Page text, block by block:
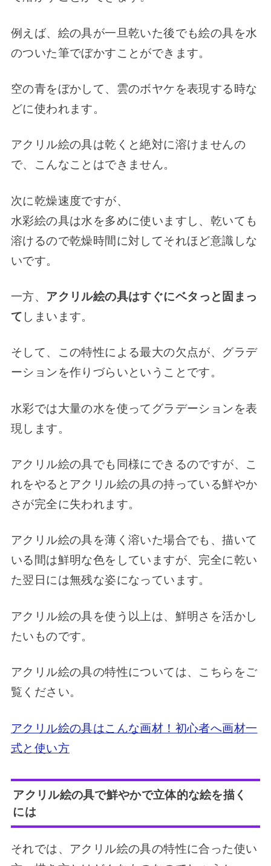
例えば、絵の具が一旦乾いた後でも絵の具を水
のついた筆でぼかすことができます。
空の青をぼかして、雲のボヤケを表現する時な
どに使われます。
アクリル絵の具は乾くと絶対に溶けませんの
で、こんなことはできません。
次に乾燥速度ですが、
水彩絵の具は水を多めに使いますし、乾いても
溶けるので乾燥時間に対してそれほど意識しな
いです。
一方、 アクリル絵の具はすぐにベタっと固まっ
て しまいます。
そして、この特性による最大の欠点が、グラデ
ーションを作りづらいということです。
水彩では大量の水を使ってグラデーションを表
現します。
アクリル絵の具でも同様にできるのですが、こ
れをやるとアクリル絵の具の持っている鮮やか
さが完全に失われます。
アクリル絵の具を薄く溶いた場合でも、描いて
いる間は鮮明な色をしていますが、完全に乾い
た翌日には無残な姿になっています。
アクリル絵の具を使う以上は、鮮明さを活かし
たいものです。
アクリル絵の具の特性については、こちらをご
覧ください。
アクリル絵の具はこんな画材！初心者へ画材一
式と使い方
アクリル絵の具で鮮やかで立体的な絵を描く
には
それでは、アクリル絵の具の特性に合った使い